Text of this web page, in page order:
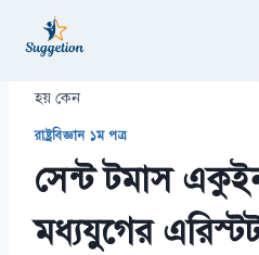
হয় কেন
রাষ্ট্রবিজ্ঞান ১ম পত্র
সেন্ট টমাস
মধ্যযুগের